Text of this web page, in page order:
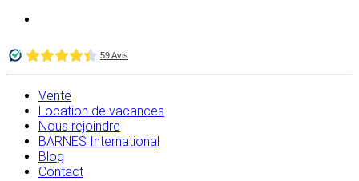
Vente
Location de vacances
Nous rejoindre
BARNES International
Blog
Contact